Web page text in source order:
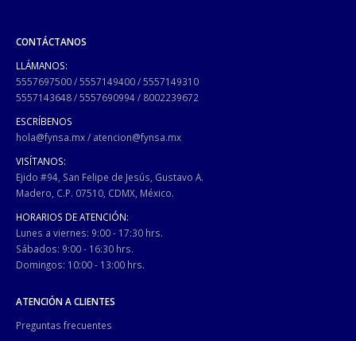
CONTÁCTANOS
LLÁMANOS:
5557697500/5557149400/5557149310
5557143648/5557690994/ 8002239672
ESCRÍBENOS
hola@fynsa.mx/ atencion@fynsa.mx
VISÍTANOS:
Ejido #94, San Felipe de Jesús, Gustavo A.
Madero, C.P. 07510, CDMX, México.
HORARIOS DE ATENCIÓN:
Lunes a viernes: 9:00 - 17:30 hrs.
Sábados: 9:00 - 16:30 hrs.
Domingos: 10:00 - 13:00 hrs.
ATENCIÓN A CLIENTES
Preguntas frecuentes